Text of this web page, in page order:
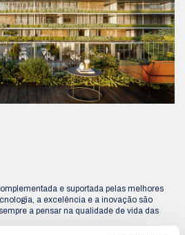
e suportada pelas melhores
a excelência e a inovação são
a pensar na qualidade de vida das